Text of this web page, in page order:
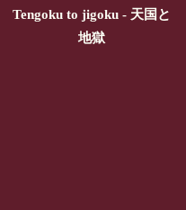
Tengoku to jigoku - 天国と
地獄